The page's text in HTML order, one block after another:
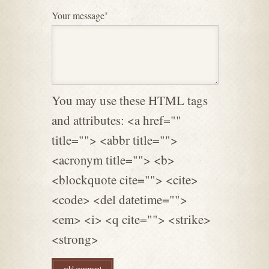
Darüber hinaus ist er
Höhlenrettung. Sein Wissen
wurde auch außerhalb der
Fachkreise anerkannt:
Heiko arbeitet regelmäßig
als Berater hinter den
Kulissen von bekannten
seinem Know-how die
Authentizität und Sicherheit
der Szenen sicherstellt. Er
ist Buchautor und Meister
Landschaftsführung. Neben
Your message*
You may use these HTML tags
and attributes: <a href=""
title=""> <abbr title="">
<acronym title=""> <b>
<blockquote cite=""> <cite>
<code> <del datetime="">
<em> <i> <q cite=""> <strike>
<strong>